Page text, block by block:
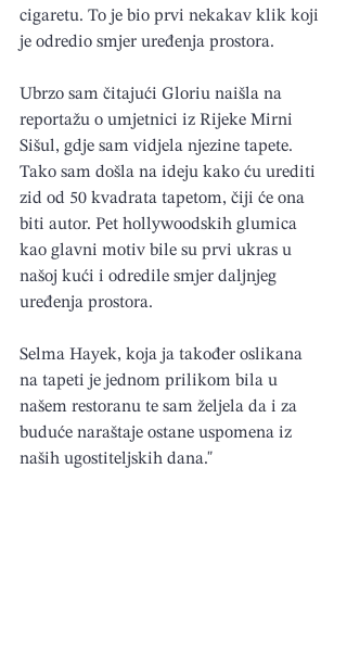
cigaretu. To je bio prvi nekakav klik koji
je odredio smjer uređenja prostora.
Ubrzo sam čitajući Gloriu naišla na
reportažu o umjetnici iz Rijeke Mirni
Sišul, gdje sam vidjela njezine tapete.
Tako sam došla na ideju kako ću urediti
zid od 50 kvadrata tapetom, čiji će ona
biti autor. Pet hollywoodskih glumica
kao glavni motiv bile su prvi ukras u
našoj kući i odredile smjer daljnjeg
uređenja prostora.
Selma Hayek, koja ja također oslikana
na tapeti je jednom prilikom bila u
našem restoranu te sam željela da i za
buduće naraštaje ostane uspomena iz
naših ugostiteljskih dana."